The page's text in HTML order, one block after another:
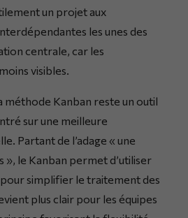
un projet aux
les unes des
centrale, car les
visibles.
méthode Kanban reste un outil
sur une meilleure
Partant de l’adage « une
», le Kanban permet d’utiliser
simplifier le traitement des
plus clair pour les équipes